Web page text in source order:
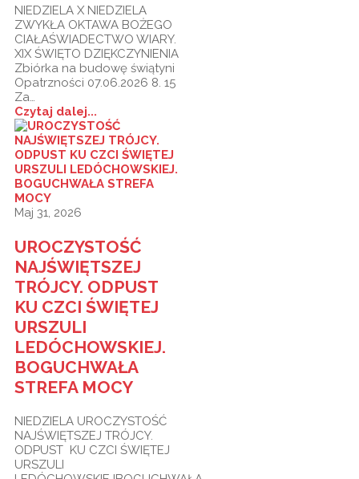
NIEDZIELA X NIEDZIELA
ZWYKŁA OKTAWA BOŻEGO
CIAŁAŚWIADECTWO WIARY.
XIX ŚWIĘTO DZIĘKCZYNIENIA
Zbiórka na budowę świątyni
Opatrzności 07.06.2026 8. 15
Za…
Czytaj dalej...
Maj 31, 2026
UROCZYSTOŚĆ
NAJŚWIĘTSZEJ
TRÓJCY. ODPUST
KU CZCI ŚWIĘTEJ
URSZULI
LEDÓCHOWSKIEJ.
BOGUCHWAŁA
STREFA MOCY
NIEDZIELA UROCZYSTOŚĆ
NAJŚWIĘTSZEJ TRÓJCY.
ODPUST KU CZCI ŚWIĘTEJ
URSZULI